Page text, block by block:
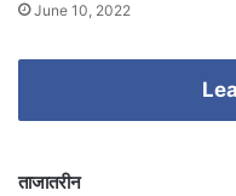
June 10, 2022
ताजातरीन